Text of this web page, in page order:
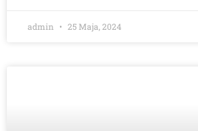
admin 25 Maja, 2024